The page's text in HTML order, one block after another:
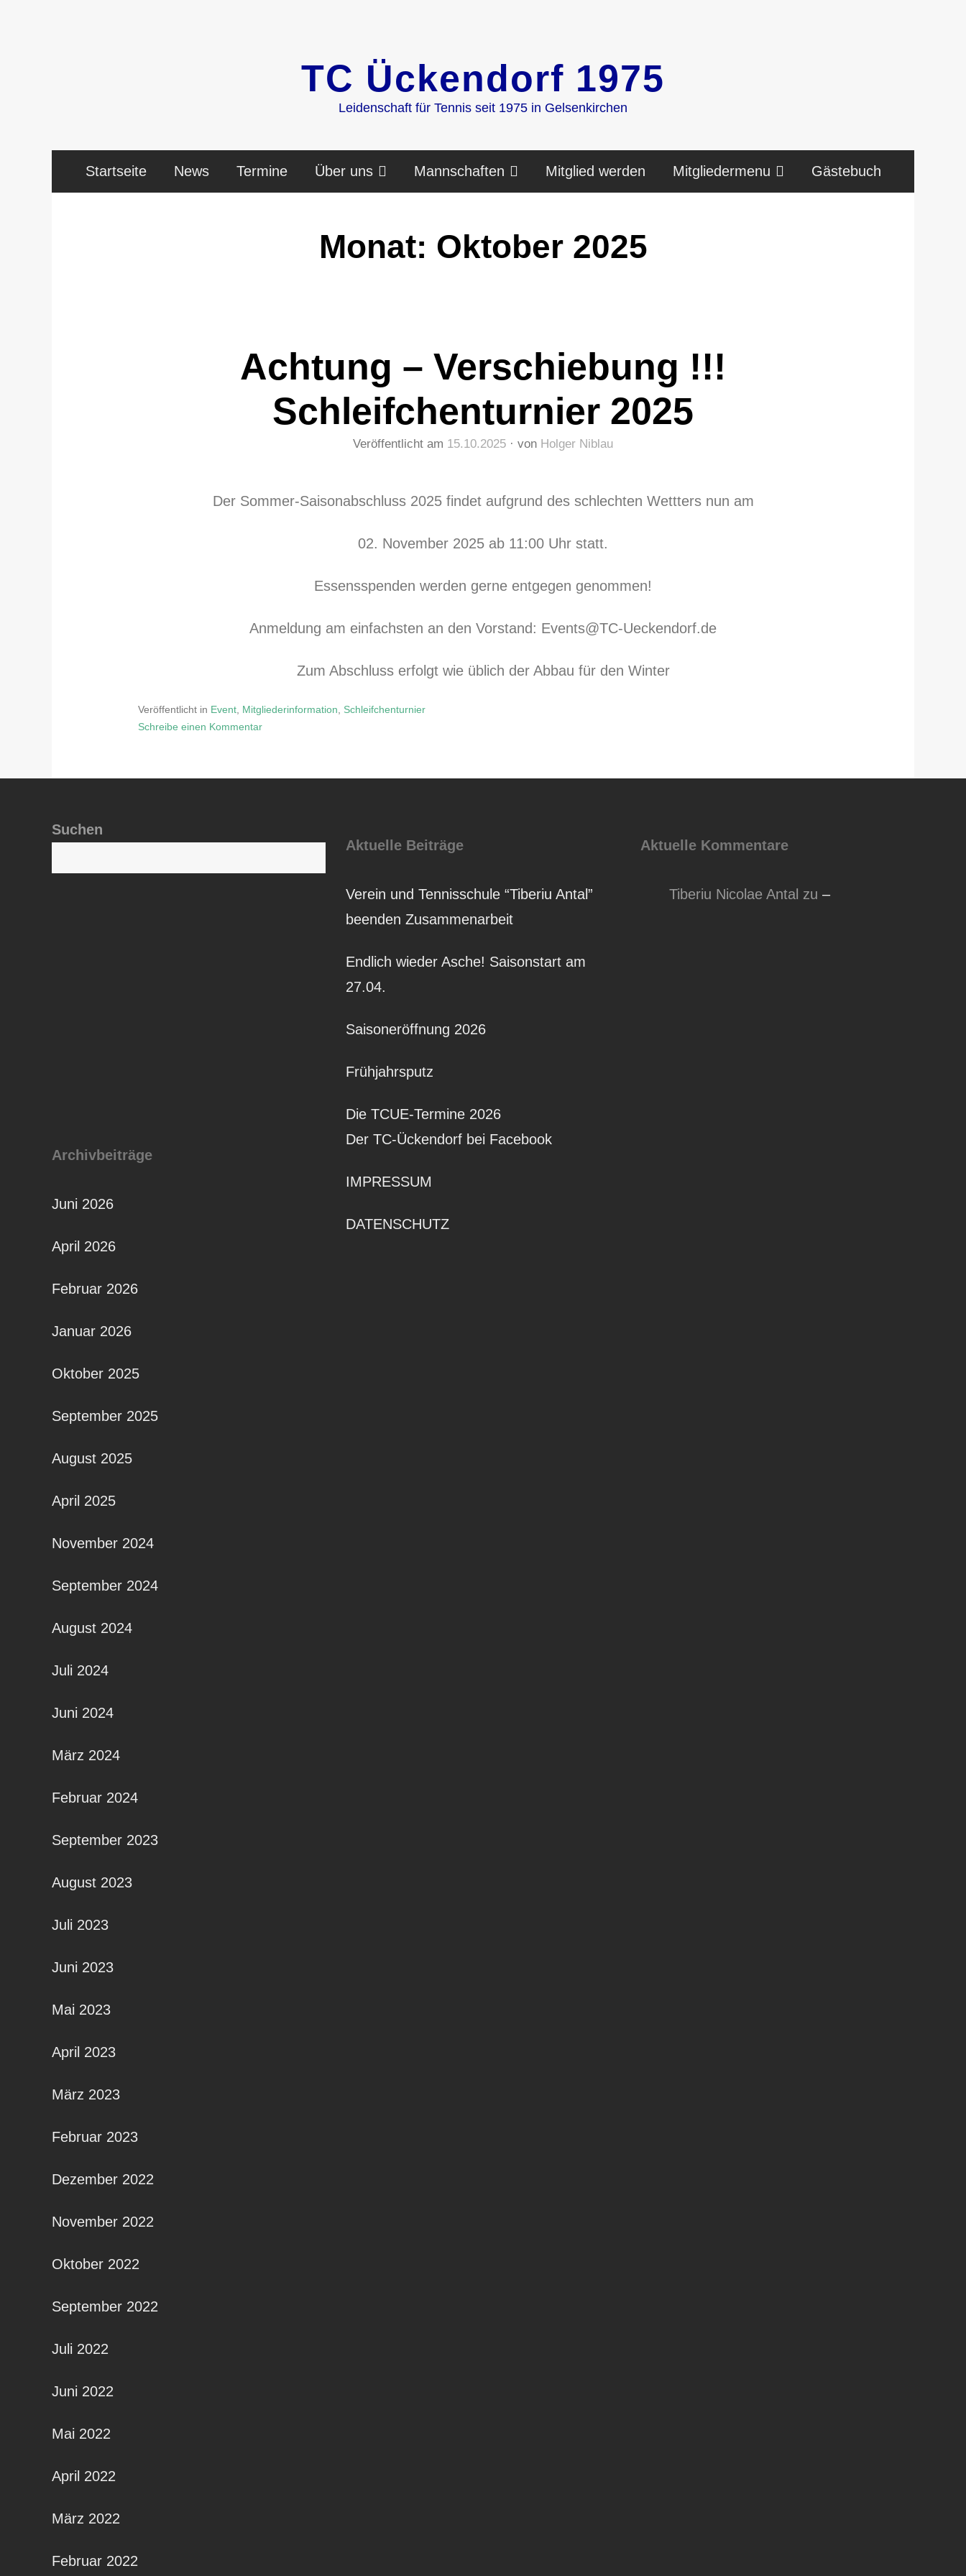
TC Ückendorf 1975
Leidenschaft für Tennis seit 1975 in Gelsenkirchen
Startseite News Termine Über uns Mannschaften Mitglied werden Mitgliedermenu Gästebuch
Monat: Oktober 2025
Achtung – Verschiebung !!!
Schleifchenturnier 2025
Veröffentlicht am 15.10.2025 von Holger Niblau
Der Sommer-Saisonabschluss 2025 findet aufgrund des schlechten Wettters nun am
02. November 2025 ab 11:00 Uhr statt.
Essensspenden werden gerne entgegen genommen!
Anmeldung am einfachsten an den Vorstand: Events@TC-Ueckendorf.de
Zum Abschluss erfolgt wie üblich der Abbau für den Winter
Veröffentlicht in Event Mitgliederinformation
Schleifchenturnier
Schreibe einen Kommentar
–
Suchen
Aktuelle Beiträge
Verein und Tennisschule “Tiberiu Antal”
beenden Zusammenarbeit
Endlich wieder Asche! Saisonstart am
27.04.
Saisoneröffnung 2026
Frühjahrsputz
Die TCUE-Termine 2026
Aktuelle Kommentare
Tiberiu Nicolae Antal zu –
Archivbeiträge
Juni 2026
April 2026
Februar 2026
Januar 2026
Oktober 2025
September 2025
August 2025
April 2025
November 2024
September 2024
August 2024
Juli 2024
Juni 2024
März 2024
Februar 2024
September 2023
August 2023
Juli 2023
Juni 2023
Mai 2023
April 2023
März 2023
Februar 2023
Dezember 2022
November 2022
Oktober 2022
September 2022
Juli 2022
Juni 2022
Mai 2022
April 2022
März 2022
Februar 2022
Der TC-Ückendorf bei Facebook
IMPRESSUM
DATENSCHUTZ